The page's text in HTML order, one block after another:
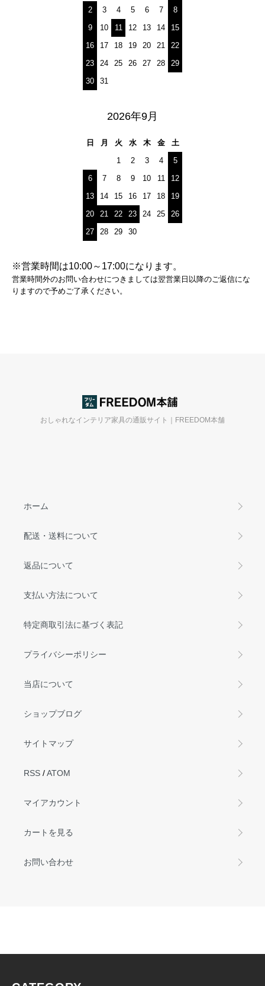
2
3 4 5 6 7
8
9
10 11 12 13 14
15
16
17 18 19 20 21
22
23
24 25 26 27 28
29
30
31
2026年9月
日 月 火 水 木 金
土
1
2 3 4
5
6
7 8 9 10 11
12
13
14 15 16 17 18
19
20
21 22 23 24 25
26
27
28 29 30
※営業時間は10:00～17:00になります。
営業時間外のお問い合わせにつきましては翌営業日以降のご返信にな
りますので予めご了承ください。
おしゃれなインテリア家具の通販サイト｜FREEDOM本舗
ホーム
配送・送料について
返品について
支払い方法について
特定商取引法に基づく表記
プライバシーポリシー
当店について
ショップブログ
サイトマップ
RSS /ATOM
マイアカウント
カートを見る
お問い合わせ